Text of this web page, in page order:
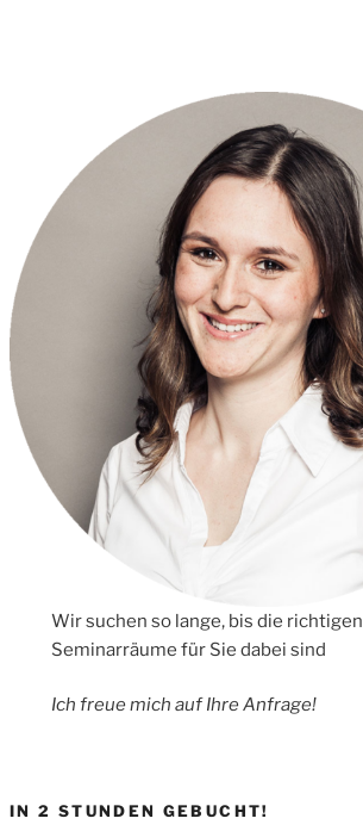
Wir suchen so lange, bis die richtigen
Seminarräume für Sie dabei sind
Ich freue mich auf Ihre Anfrage!
IN 2 STUNDEN GEBUCHT!